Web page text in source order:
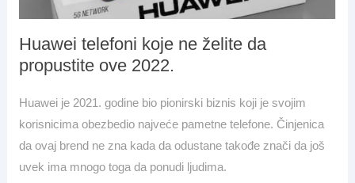
Huawei telefoni koje ne želite da
propustite ove 2022.
Huawei je 2021. godine bio pionirski biznis koji je svojim
korisnicima obezbedio najveće pametne telefone. Činjenica
da ovaj brend ne zna kada da odustane takođe znači da još
uvek ima mnogo toga da ponudi ljudima.